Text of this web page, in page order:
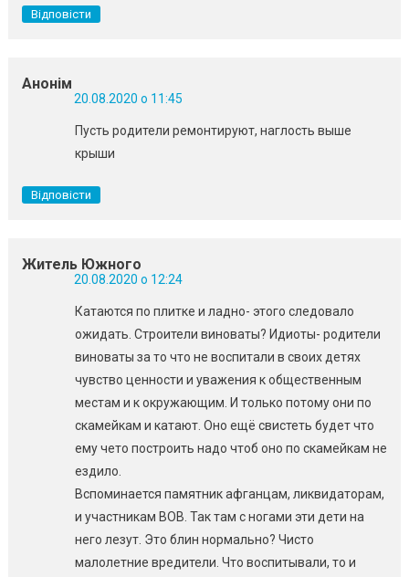
Відповісти
Анонім
20.08.2020 о 11:45
Пусть родители ремонтируют, наглость выше
крыши
Відповісти
Житель Южного
20.08.2020 о 12:24
Катаются по плитке и ладно- этого следовало
ожидать. Строители виноваты? Идиоты- родители
виноваты за то что не воспитали в своих детях
чувство ценности и уважения к общественным
местам и к окружающим. И только потому они по
скамейкам и катают. Оно ещё свистеть будет что
ему чето построить надо чтоб оно по скамейкам не
ездило.
Вспоминается памятник афганцам, ликвидаторам,
и участникам ВОВ. Так там с ногами эти дети на
него лезут. Это блин нормально? Чисто
малолетние вредители. Что воспитывали, то и